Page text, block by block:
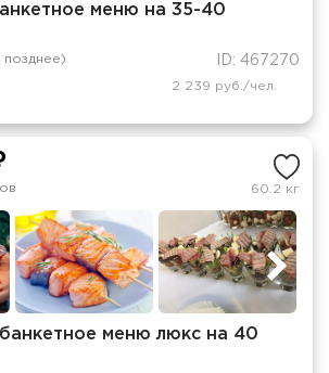
меню на 35-40
позднее) ID: 467270
2 239 руб./чел.
60.2 кг
банкетное меню люкс на 40